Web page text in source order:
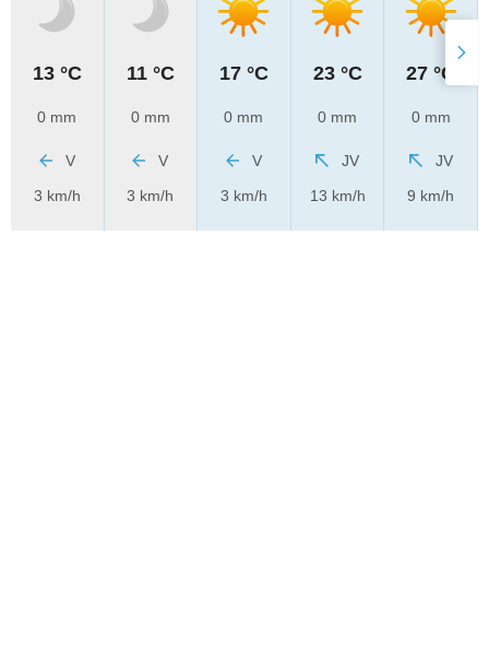
13 °C
0 mm
V
3 km/h
11 °C
0 mm
V
3 km/h
17 °C
0 mm
V
3 km/h
23 °C
0 mm
JV
13 km/h
27 °C
0 mm
JV
9 km/h